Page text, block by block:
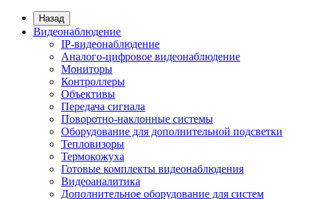
Назад
Видеонаблюдение
IP-видеонаблюдение
Аналого-цифровое видеонаблюдение
Мониторы
Контроллеры
Объективы
Передача сигнала
Поворотно-наклонные системы
Оборудование для дополнительной подсветки
Тепловизоры
Термокожуха
Готовые комплекты видеонаблюдения
Видеоаналитика
Дополнительное оборудование для систем